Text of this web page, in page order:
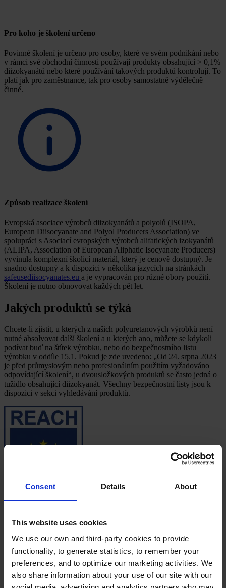
Consent Details About
This website uses cookies
We use our own and third-party cookies to provide
functionality, to generate statistics, to remember your
preferences, and to optimize our marketing activities. We
also share information about your use of our site with our
Pro koho je školení určeno
Povinné školení je určeno pro osoby, které ve svém podnikání nebo
v rámci své obchodní činnosti používají produkty obsahující > 0,1%
diizokyanátů nebo které používání takových produktů kontrolují. To
platí jak pro zaměstnance, tak pro osoby samostatně výdělečně
činné.
Způsob realizace školení
Evropská asociace výrobců diizokyanátů a polyolů (ISOPA,
European Diisocyanate and Polyol Producers Association) ve
spolupráci s Asociací evropských výrobců alifatických izokyanátů
(ALIPA, Association of European Aliphatic Isocyanate Producers)
vyvinula komplexní školicí materiál, který je cenově dostupný. Je
snadno dostupný a k dispozici v několika jazycích na stránkách
safeusediisocyanates.eu a je vypracován pro různé obory použití.
Školení je nutno obnovovat každých pět let.
Jakých produktů se týká
Chcete-li zjistit, u kterých z našich polyuretanových výrobků není
nutné absolvovat další školení a u kterých ano, můžete se kdykoli
podívat buď na štítek výrobku, nebo do bezpečnostního listu
výrobku v oddíle 15.1. Pokud je zde uvedeno: „Od 24. srpna 2023
je před průmyslovým nebo profesionálním použitím vyžadováno
odpovídající školení“, u dvousložkových produktů se často jedná o
tužidlo obsahující diizokyanát. Všechny bezpečnostní listy jsou k
dispozici v sekci vyhledávání produktů.
Fact box
Nařízení pro registraci, evaluaci (hodnocení), autorizaci
(povolování) a omezování chemických látek
(REACH) je nařízení
Evropské unie s platností od prosince 2006. Nařízení REACH se